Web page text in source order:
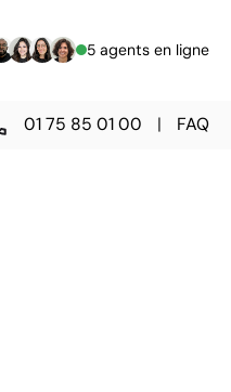
5 agents en ligne
01 75 85 01 00 | FAQ